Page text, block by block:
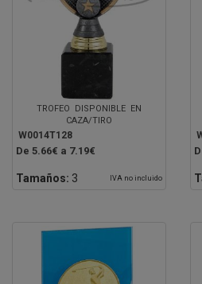
TROFEO DISPONIBLE EN
CAZA/TIRO
W0014T128
De 5.66€ a 7.19€
Tamaños: 3 IVA no incluido